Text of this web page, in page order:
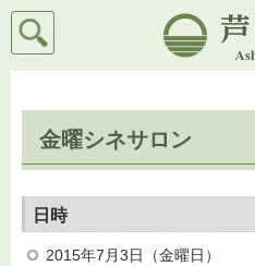
芦屋市
検索
金曜シネサロン
日時
2015年7月3日（金曜日）